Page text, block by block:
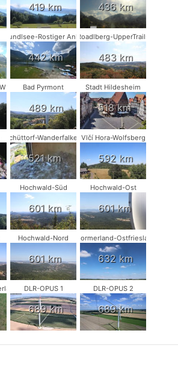
419 km 436 km
Grundlsee-Rostiger Anker
442 km
Roadlberg-UpperTrails
483 km
Bad Pyrmont
489 km
Stadt Hildesheim
518 km
Schüttorf-Wanderfalken
521 km
Vlčí Hora-Wolfsberg
592 km
Hochwald-Süd
601 km
Hochwald-Ost
601 km
Hochwald-Nord
601 km
Moormerland-Ostfriesland
632 km
DLR-OPUS 1
689 km
DLR-OPUS 2
689 km